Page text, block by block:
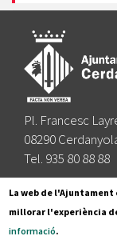
Pl. Francesc
08290
Tel. 935 80 88 88
Segueix-nos a:
La web de
millorar l'experiència
informació.